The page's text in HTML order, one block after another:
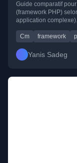
Guide comparatif
(framework PHP)
application complexe).
Cm framework
Yanis Sadeg